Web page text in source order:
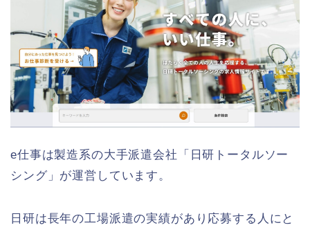
e仕事は製造系の大手派遣会社「日研トータルソー
シング」が運営しています。
日研は長年の工場派遣の実績があり応募する人にと